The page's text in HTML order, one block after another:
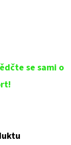
se sami o